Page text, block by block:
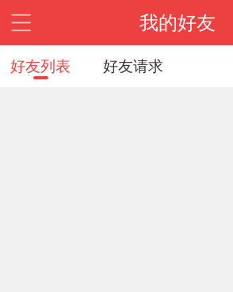
我的好友
好友列表 好友请求